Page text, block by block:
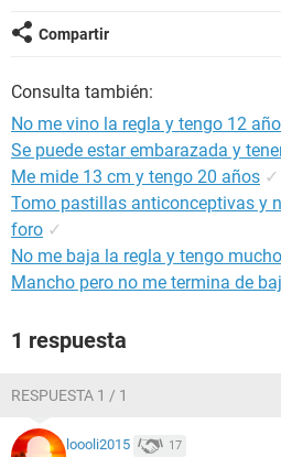
Compartir
Consulta también:
No me vino la regla y tengo 12
Se puede estar embarazada y
Me mide 13 cm y tengo 20 años ✓
Tomo pastillas anticonceptivas y
foro ✓
No me baja la regla y tengo
Mancho pero no me termina de
1 respuesta
RESPUESTA 1 / 1
loooli2015 17